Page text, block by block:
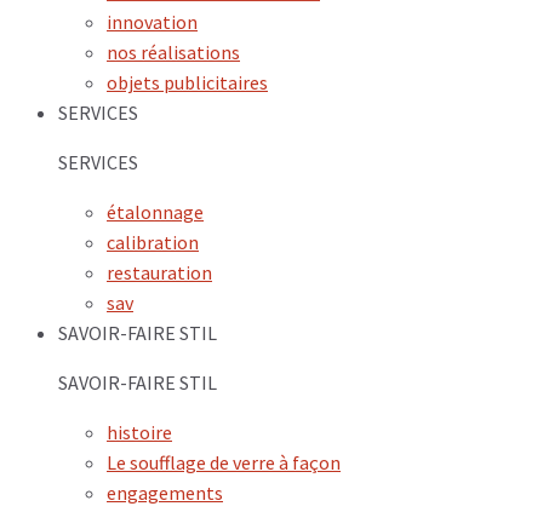
innovation
nos réalisations
objets publicitaires
SERVICES
SERVICES
étalonnage
calibration
restauration
sav
SAVOIR-FAIRE STIL
SAVOIR-FAIRE STIL
histoire
Le soufflage de verre à façon
engagements